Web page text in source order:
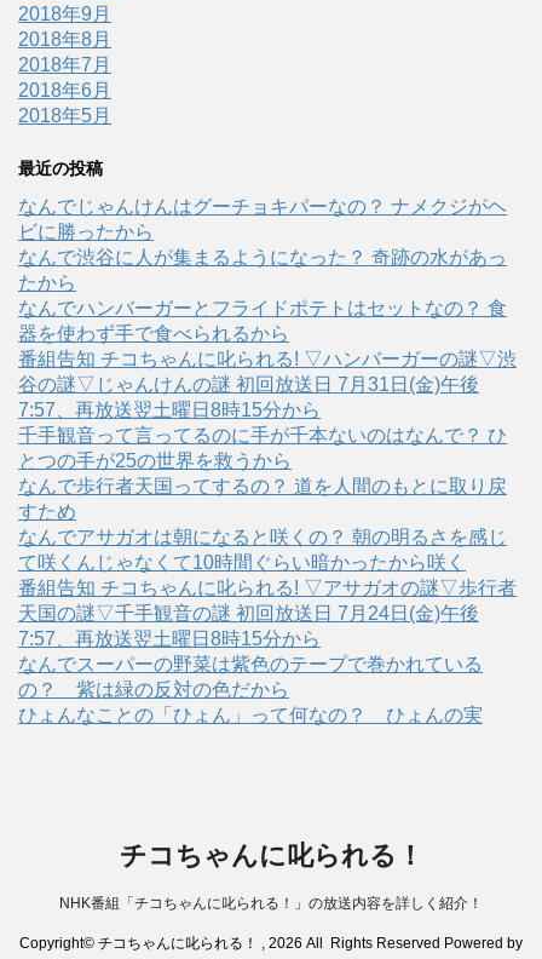
2018年9月
2018年8月
2018年7月
2018年6月
2018年5月
最近の投稿
なんでじゃんけんはグーチョキパーなの？ ナメクジがヘ
ビに勝ったから
なんで渋谷に人が集まるようになった？ 奇跡の水があっ
たから
なんでハンバーガーとフライドポテトはセットなの？ 食
器を使わず手で食べられるから
番組告知 チコちゃんに叱られる! ▽ハンバーガーの謎▽渋
谷の謎▽じゃんけんの謎 初回放送日 7月31日(金)午後
7:57、再放送翌土曜日8時15分から
千手観音って言ってるのに手が千本ないのはなんで？ ひ
とつの手が25の世界を救うから
なんで歩行者天国ってするの？ 道を人間のもとに取り戻
すため
なんでアサガオは朝になると咲くの？ 朝の明るさを感じ
て咲くんじゃなくて10時間ぐらい暗かったから咲く
番組告知 チコちゃんに叱られる! ▽アサガオの謎▽歩行者
天国の謎▽千手観音の謎 初回放送日 7月24日(金)午後
7:57、再放送翌土曜日8時15分から
なんでスーパーの野菜は紫色のテープで巻かれている
の？ 紫は緑の反対の色だから
ひょんなことの「ひょん」って何なの？ ひょんの実
チコちゃんに叱られる！
NHK番組「チコちゃんに叱られる！」の放送内容を詳しく紹介！
Copyright© チコちゃんに叱られる！ , 2026 All Rights Reserved Powered by